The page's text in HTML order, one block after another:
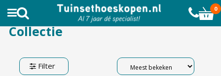
0
AL MEER DAN 10.000 TEVREDEN KLANTEN
Collectie
Filter